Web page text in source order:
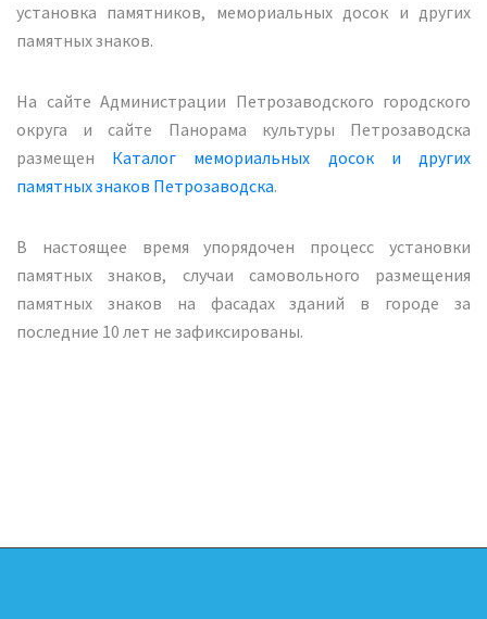
установка памятников, мемориальных досок и других
памятных знаков.
На сайте Администрации Петрозаводского городского
округа и сайте Панорама культуры Петрозаводска
размещен Каталог мемориальных досок и других
памятных знаков Петрозаводска.
В настоящее время упорядочен процесс установки
памятных знаков, случаи самовольного размещения
памятных знаков на фасадах зданий в городе за
последние 10 лет не зафиксированы.